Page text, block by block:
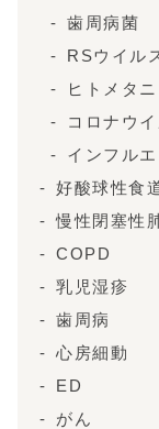
歯周病菌
RSウイル
ヒトメタ
コロナウイ
インフル
好酸球性食
慢性閉塞性
COPD
乳児湿疹
歯周病
心房細動
ED
がん